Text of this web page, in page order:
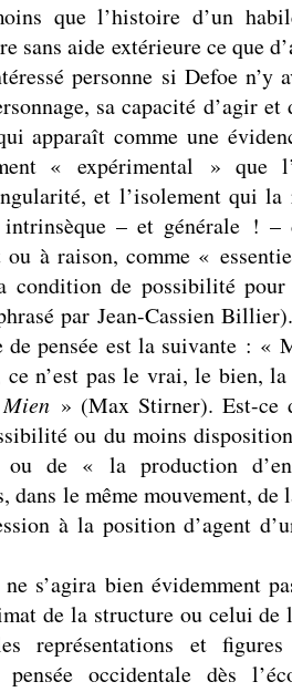
que l’histoire d’un
sans aide extérieure ce que
personne si Defoe
sa capacité d’agir
apparaît comme une
« expérimental » que
et l’isolement qui
– et générale ! –
à raison, comme «
condition de possibilité
par Jean-Cassien
de pensée est la suivante : «
n’est pas le vrai, le bien,
Mien » (Max Stirner). Est-ce
ou du moins
ou de « la production
dans le même mouvement,
à la position d’agent
s’agira bien évidemment
de la structure ou celui de
représentations et
occidentale dès